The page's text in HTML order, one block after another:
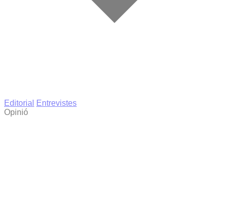
Editorial
Entrevistes
Opinió